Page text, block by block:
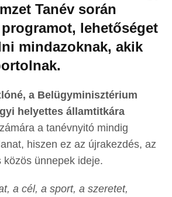
Tanév során
lehetőséget
mindazoknak, akik
a Belügyminisztérium
helyettes államtitkára
a tanévnyitó mindig
hiszen ez az újrakezdés, az
közös ünnepek ideje.
a cél, a sport, a szeretet,